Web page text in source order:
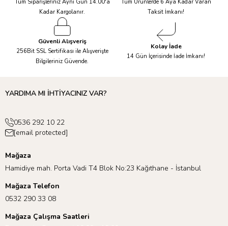
benzersiz kılıyor.
Dinozor Teması ile oluşturulan bardak, tabak ve peçete ile
masanızı eğlenceli hale getirirken
Dinozor Kostümü ve
şapkalarıile kendinizi heyecan uyandıran bir serüvenin
içindeymiş gibi hissedebilir,
Tüm Siparişleriniz Aynı Gün 14.00'a
Kadar Kargolanır.
Tüm Ürünlerde 6 Aya Kadar Varan
Taksit İmkanı!
Güvenli Alışveriş
256Bit SSL Sertifikası ile Alışverişte
Bilgileriniz Güvende.
Kolay İade
14 Gün İçerisinde İade İmkanı!
YARDIMA MI İHTİYACINIZ VAR?
0536 292 10 22
[email protected]
Mağaza
Hamidiye mah. Porta Vadi T4 Blok No:23 Kağıthane - İstanbul
Mağaza Telefon
0532 290 33 08
Mağaza Çalışma Saatleri